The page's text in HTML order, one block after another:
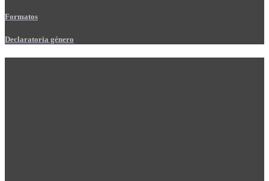
Formatos
Declaratoria género